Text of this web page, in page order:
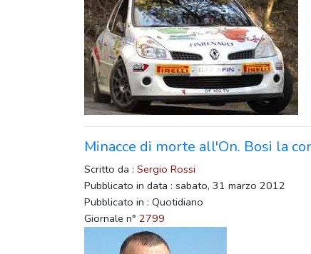
Minacce di morte all'On. Bosi la
Scritto da : Sergio Rossi
Pubblicato in data : sabato, 31 marzo 2012
Pubblicato in : Quotidiano
Giornale n° 2799